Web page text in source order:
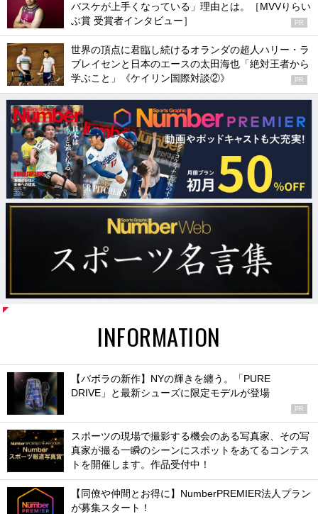
バスケが上手くなっている」理由とは。［MVVりらい
ぶ賞 受賞者インタビュー］
PR
世界の頂点に君臨し続けるオランダの超人ハリー・ラ
ブレイセンと日本のエースの太田海也「絶対王者から
学ぶこと」《ケイリン国際対談②》
PR
INFORMATION
【バボラの新作】NYの輝きを纏う。「PURE
DRIVE」と最新シューズに限定モデルが登場
PR
スポーツの現場で撮影する機会のある写真家、その写
真家が撮る一瞬のシーンにスポットをあてるコンテス
トを開催します。作品受付中！
【同僚や仲間とお得に】NumberPREMIER法人プラン
が募集スタート！